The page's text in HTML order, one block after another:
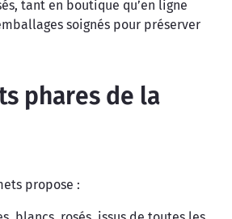
tant en boutique qu’en ligne
soignés pour préserver
phares de la
propose :